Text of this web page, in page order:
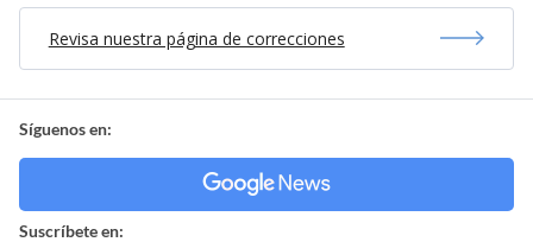
Revisa nuestra página de correcciones
Síguenos en:
Suscríbete en: